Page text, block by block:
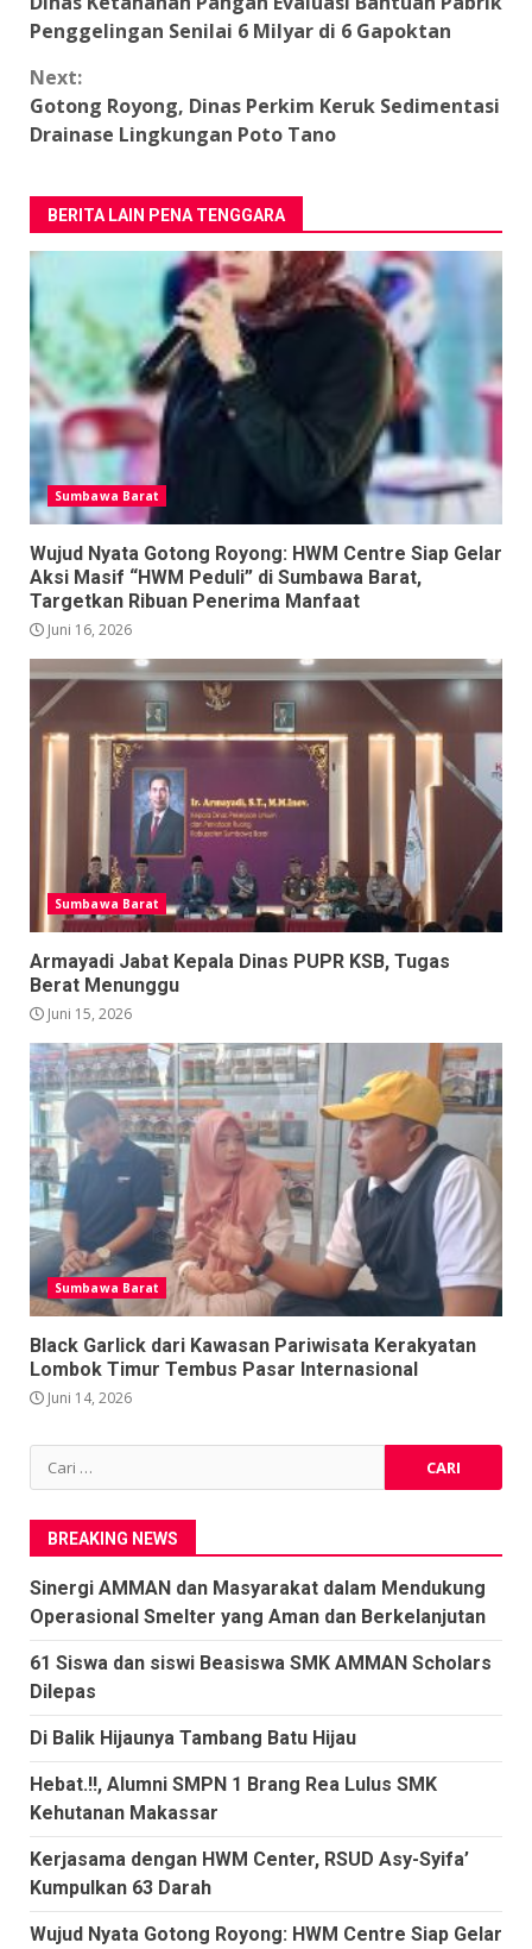
Reading
Penggelingan Senilai 6 Milyar di 6 Gapoktan
Next:
Gotong Royong, Dinas Perkim Keruk Sedimentasi
Drainase Lingkungan Poto Tano
BERITA LAIN PENA TENGGARA
Sumbawa Barat
Wujud Nyata Gotong Royong: HWM Centre Siap Gelar
Aksi Masif “HWM Peduli” di Sumbawa Barat,
Targetkan Ribuan Penerima Manfaat
Juni 16, 2026
Sumbawa Barat
Armayadi Jabat Kepala Dinas PUPR KSB, Tugas
Berat Menunggu
Juni 15, 2026
Sumbawa Barat
Black Garlick dari Kawasan Pariwisata Kerakyatan
Lombok Timur Tembus Pasar Internasional
Juni 14, 2026
Cari
untuk:
BREAKING NEWS
Sinergi AMMAN dan Masyarakat dalam Mendukung
Operasional Smelter yang Aman dan Berkelanjutan
61 Siswa dan siswi Beasiswa SMK AMMAN Scholars
Dilepas
Di Balik Hijaunya Tambang Batu Hijau
Hebat.!!, Alumni SMPN 1 Brang Rea Lulus SMK
Kehutanan Makassar
Kerjasama dengan HWM Center, RSUD Asy-Syifa’
Kumpulkan 63 Darah
Wujud Nyata Gotong Royong: HWM Centre Siap Gelar